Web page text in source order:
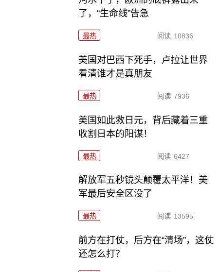
了，“生命线”告急
最热 阅读 10836
美国对巴西下死手，卢拉让世界
看清谁才是真朋友
最热 阅读 7936
美国如此救日元，背后藏着三重
收割日本的阳谋！
最热 阅读 6427
解放军五秒镜头颠覆太平洋！美
军最后安全区没了
最热 阅读 13595
前方在打仗，后方在“清场”，这仗
还怎么打？